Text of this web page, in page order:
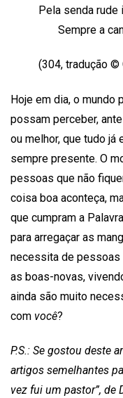
Pela senda rude
Sempre a
(304, tradução ©
Hoje em dia, o
possam perceber,
ou melhor, que tudo já
sempre presente. O
pessoas que não
coisa boa aconteça,
que cumpram a
para arregaçar as
necessita de pessoas
as boas-novas,
ainda são muito
com você?
P.S.: Se gostou deste
artigos semelhantes
vez fui um pastor”, de